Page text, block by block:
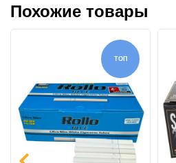
Похожие товары
ТОП